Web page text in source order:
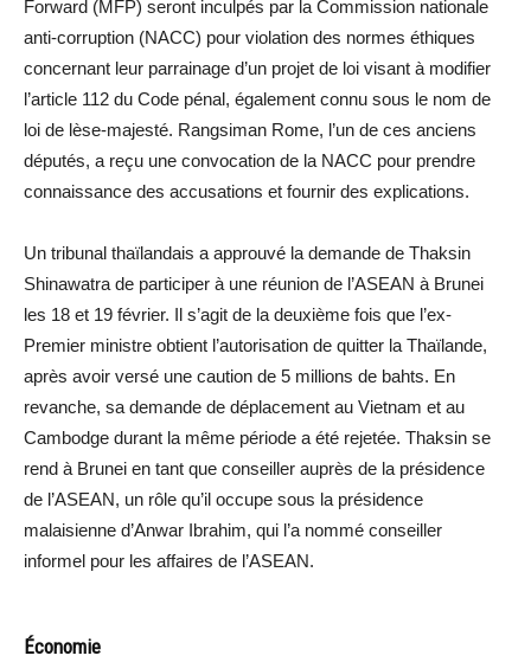
Forward (MFP) seront inculpés par la Commission nationale
anti-corruption (NACC) pour violation des normes éthiques
concernant leur parrainage d’un projet de loi visant à modifier
l’article 112 du Code pénal, également connu sous le nom de
loi de lèse-majesté. Rangsiman Rome, l’un de ces anciens
députés, a reçu une convocation de la NACC pour prendre
connaissance des accusations et fournir des explications.
Un tribunal thaïlandais a approuvé la demande de Thaksin
Shinawatra de participer à une réunion de l’ASEAN à Brunei
les 18 et 19 février. Il s’agit de la deuxième fois que l’ex-
Premier ministre obtient l’autorisation de quitter la Thaïlande,
après avoir versé une caution de 5 millions de bahts. En
revanche, sa demande de déplacement au Vietnam et au
Cambodge durant la même période a été rejetée. Thaksin se
rend à Brunei en tant que conseiller auprès de la présidence
de l’ASEAN, un rôle qu’il occupe sous la présidence
malaisienne d’Anwar Ibrahim, qui l’a nommé conseiller
informel pour les affaires de l’ASEAN.
Économie